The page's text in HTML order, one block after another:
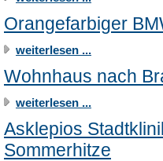
Orangefarbiger
weiterlesen ...
Wohnhaus nach
weiterlesen ...
Asklepios
Sommerhitze